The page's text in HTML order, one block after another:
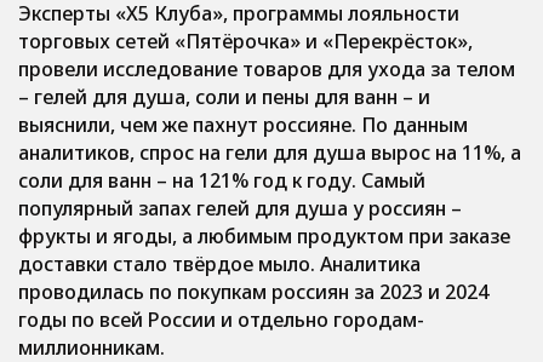
Эксперты «X5 Клуба», программы лояльности
торговых сетей «Пятёрочка» и «Перекрёсток»,
провели исследование товаров для ухода за телом
– гелей для душа, соли и пены для ванн – и
выяснили, чем же пахнут россияне. По данным
аналитиков, спрос на гели для душа вырос на 11%, а
соли для ванн – на 121% год к году. Самый
популярный запах гелей для душа у россиян –
фрукты и ягоды, а любимым продуктом при заказе
доставки стало твёрдое мыло. Аналитика
проводилась по покупкам россиян за 2023 и 2024
годы по всей России и отдельно городам-
миллионникам.